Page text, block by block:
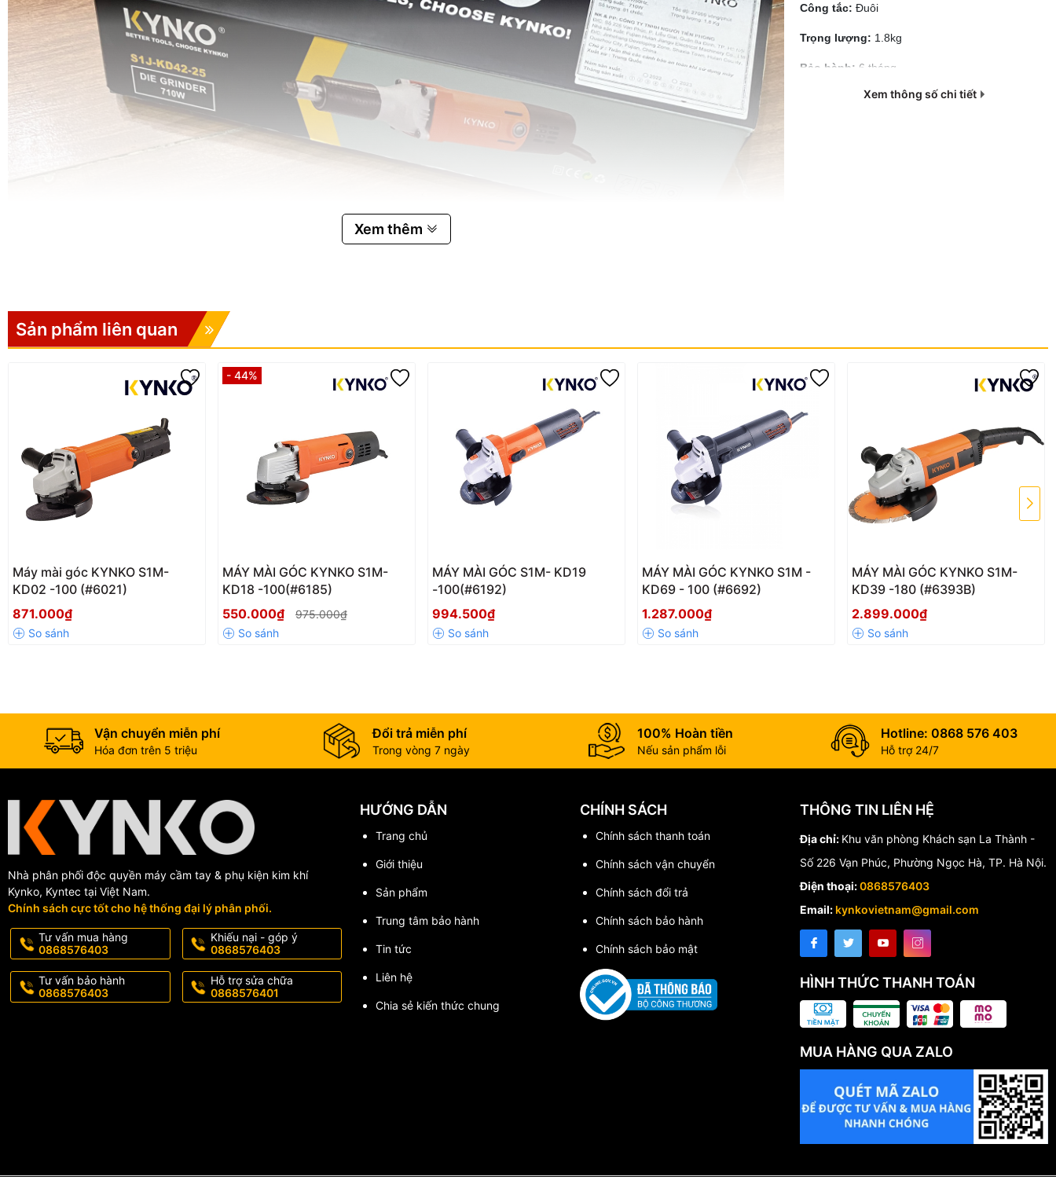
Mặc dù máy mài khuôn nói chung được sử dụng rất rộng rãi tại các làng nghề cơ khí, điêu khắc đá, mộc. Nhưng đối với ngành công nghiệp nặng, điều
kiện làm việc khắc nghiệt thì không có dòng máy nào so sánh được với Kynko.
Xem thêm
Công tắc: Đuôi
Trọng lượng: 1.8kg
Bảo hành: 6 tháng
Xem thông số chi tiết
Sản phẩm liên quan
Máy mài góc KYNKO S1M-
KD02 -100 (#6021)
871.000₫
- 44%
MÁY MÀI GÓC KYNKO S1M-
KD18 -100(#6185)
550.000₫
975.000₫
MÁY MÀI GÓC S1M- KD19
-100(#6192)
994.500₫
MÁY MÀI GÓC KYNKO S1M -
KD69 - 100 (#6692)
1.287.000₫
MÁY MÀI GÓC KYNKO S1M-
KD39 -180 (#6393B)
2.899.000₫
Vận chuyển miễn phí
Hóa đơn trên 5 triệu
Đổi trả miễn phí
Trong vòng 7 ngày
100% Hoàn tiền
Nếu sản phẩm lỗi
Hotline: 0868 576 403
Hỗ trợ 24/7
Nhà phân phối độc quyền máy cầm tay & phụ kiện kim khí
Kynko, Kyntec tại Việt Nam.
Chính sách cực tốt cho hệ thống đại lý phân phối.
Tư vấn mua hàng
0868576403
Khiếu nại - góp ý
0868576403
Tư vấn bảo hành
0868576403
Hỗ trợ sửa chữa
0868576401
HƯỚNG DẪN
Trang chủ
Giới thiệu
Sản phẩm
Trung tâm bảo hành
Tin tức
Liên hệ
Chia sẻ kiến thức chung
CHÍNH SÁCH
Chính sách thanh toán
Chính sách vận chuyển
Chính sách đổi trả
Chính sách bảo hành
Chính sách bảo mật
THÔNG TIN LIÊN HỆ
Địa chỉ: Khu văn phòng Khách sạn La Thành -
Số 226 Vạn Phúc, Phường Ngọc Hà, TP. Hà Nội.
Điện thoại:0868576403
Email: kynkovietnam@gmail.com
HÌNH THỨC THANH TOÁN
MUA HÀNG QUA ZALO